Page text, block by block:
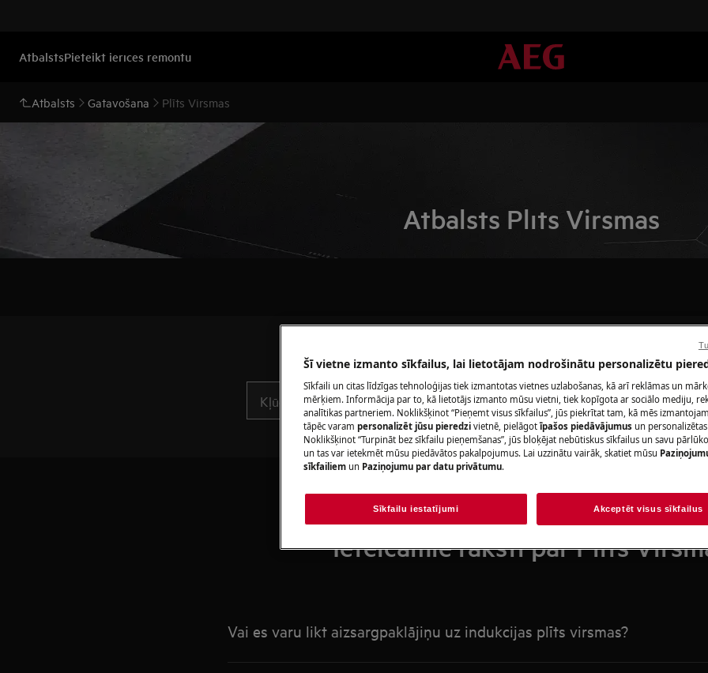
AtbalstsPieteikt ierīces remontu
Atbalsts Gatavošana Plīts Virsmas
Atbalsts Plīts Virsmas
Meklēt mūsu atbalsta rakstos
Ieteicamie raksti par Plīts
Vai es varu likt aizsargpaklājiņu uz indukcijas plīts virsmas?
Šī vietne izmanto sīkfailus, lai lietotājam nodrošinātu personalizētu
Sīkfaili un citas līdzīgas tehnoloģijas tiek izmantotas vietnes uzlabošanas, kā arī reklāmas un
mērķiem. Informācija par to, kā lietotājs izmanto mūsu vietni, tiek kopīgota ar sociālo mediju,
analītikas partneriem. Noklikšķinot “Pieņemt visus sīkfailus”, jūs piekrītat tam, kā mēs
tāpēc varam personalizēt jūsu pieredzi vietnē, pielāgotīpašos piedāvājumus un
Noklikšķinot “Turpināt bez sīkfailu pieņemšanas”, jūs bloķējat nebūtiskus sīkfailus un savu
un tas var ietekmēt mūsu piedāvātos pakalpojumus. Lai uzzinātu vairāk, skatiet mūsu
sīkfailiem un Paziņojumu par datu privātumu.
Sīkfailu iestatījumi Akceptēt visus sīkfailus